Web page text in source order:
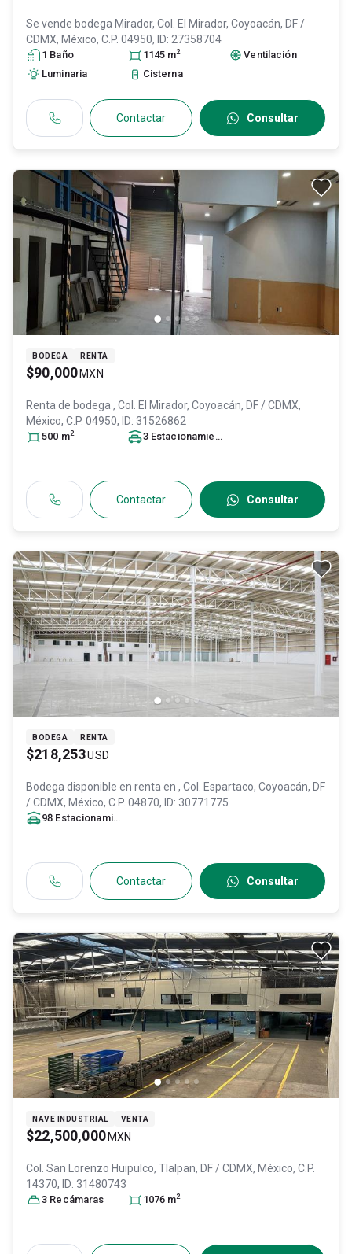
Se vende bodega Mirador, Col. El Mirador, Coyoacán, DF /
CDMX, México, C.P. 04950, ID: 27358704
1 Baño 1145 m2
Ventilación
Luminaria
Cisterna
Contactar Consultar
BODEGA RENTA
$90,000 MXN
Renta de bodega , Col. El Mirador, Coyoacán, DF / CDMX,
México, C.P. 04950, ID: 31526862
500 m2 3 Estacionamiento
Contactar Consultar
BODEGA RENTA
$218,253USD
Bodega disponible en renta en , Col. Espartaco, Coyoacán, DF
/ CDMX, México, C.P. 04870, ID: 30771775
98 Estacionamiento
Contactar Consultar
NAVE INDUSTRIAL VENTA
$22,500,000 MXN
Col. San Lorenzo Huipulco, Tlalpan, DF / CDMX, México, C.P.
14370, ID: 31480743
3 Recámaras 1076 m2